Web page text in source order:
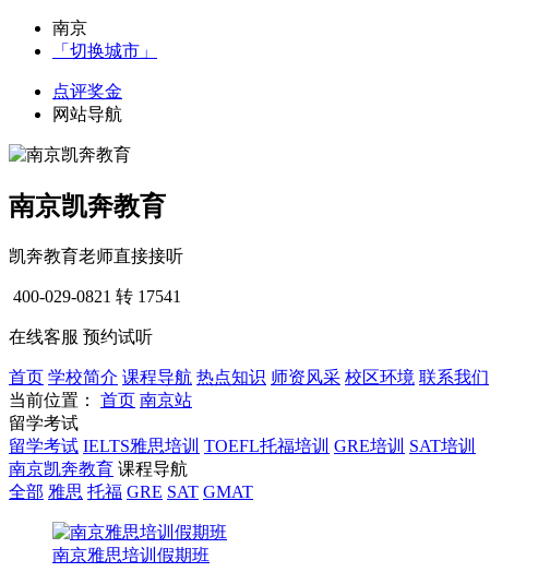
南京
「切换城市」
点评奖金
网站导航
南京凯奔教育
凯奔教育老师直接接听
400-029-0821 转 17541
在线客服 预约试听
首页 学校简介 课程导航 热点知识 师资风采 校区环境 联系我们
当前位置：
首页 南京站
留学考试
留学考试 IELTS雅思培训 TOEFL托福培训 GRE培训 SAT培训
南京凯奔教育 课程导航
全部 雅思 托福 GRE SAT GMAT
南京雅思培训假期班